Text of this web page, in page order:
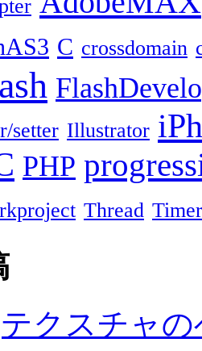
C crossdomain
setter Illustrator
PHP
Thread Timer
クスチャ